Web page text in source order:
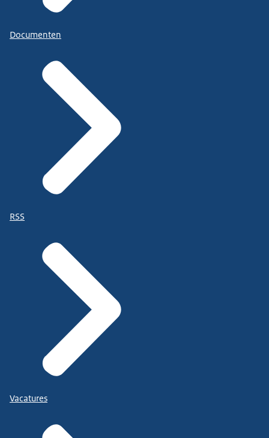
Documenten
RSS
Vacatures